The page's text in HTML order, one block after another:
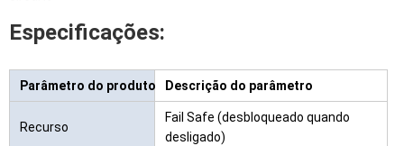
Especificações:
Parâmetro do produto Descrição do parâmetro
Recurso
Fail Safe (desbloqueado quando
desligado)